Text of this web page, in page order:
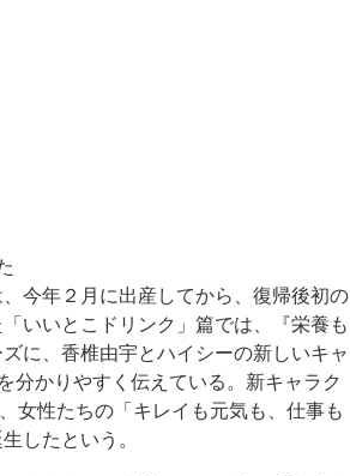
今年２月に出産してから、復帰後初の
いいとこドリンク」篇では、『栄養も
に、香椎由宇とハイシーの新しいキャ
分かりやすく伝えている。新キャラク
女性たちの「キレイも元気も、仕事も
したという。